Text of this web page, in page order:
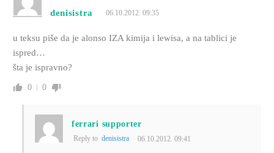
denisistra 06.10.2012. 09:35
u teksu piše da je alonso IZA kimija i lewisa, a na tablici je
ispred…
šta je ispravno?
0 0
ferrari supporter
Reply to denisistra 06.10.2012. 09:41